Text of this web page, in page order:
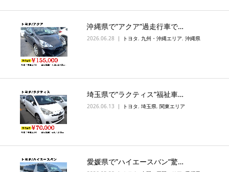
沖縄県で”アクア”過走行車で…
2026.06.28 トヨタ, 九州・沖縄エリア, 沖縄県
埼玉県で”ラクティス”福祉車…
2026.06.13 トヨタ, 埼玉県, 関東エリア
愛媛県で”ハイエースバン”驚…